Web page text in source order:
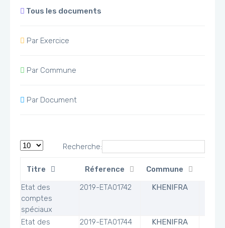
Tous les documents
Par Exercice
Par Commune
Par Document
Recherche:
Titre Réference Commune
Etat des
comptes
spéciaux
2019-ETA01742 KHENIFRA
Etat des
2019-ETA01744 KHENIFRA